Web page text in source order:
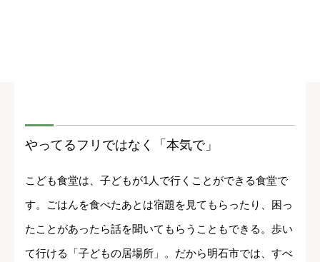
やってるフリではなく「本気で」
こども食堂は、子どもが1人で行くことができる食堂で
す。ごはんを食べたあとは宿題を見てもらったり、困っ
たことがあったら話を聞いてもらうこともできる。歩い
て行ける「子どもの居場所」。だから明石市では、すべ